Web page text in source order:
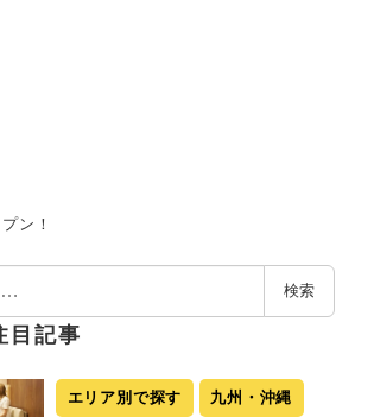
ン！
検索
目記事
エリア別で探す 九州・沖縄